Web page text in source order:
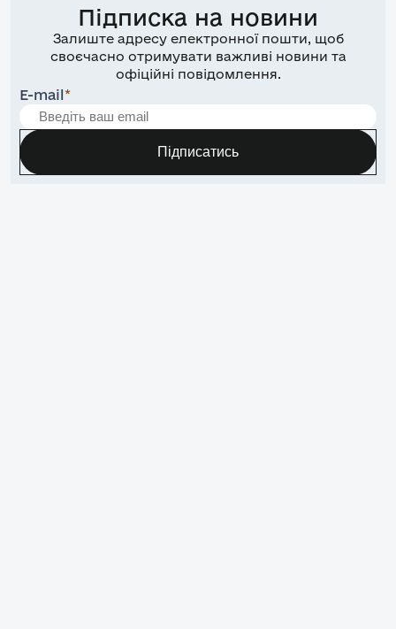
Підписка на новини
Залиште адресу електронної пошти, щоб
своєчасно отримувати важливі новини та
офіційні повідомлення.
E-mail*
Підписатись